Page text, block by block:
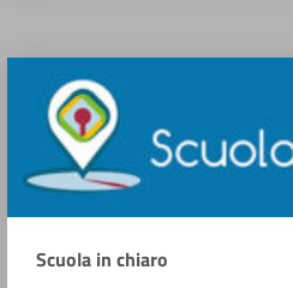
Scuola in chiaro